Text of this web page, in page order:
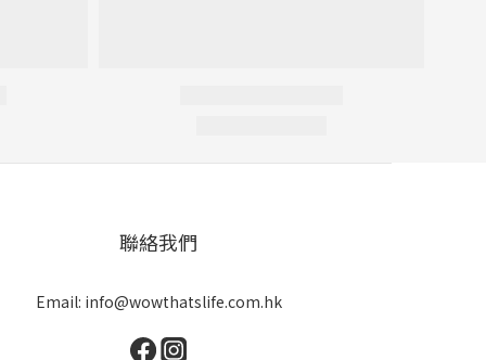
聯絡我們
Email: info@wowthatslife.com.hk